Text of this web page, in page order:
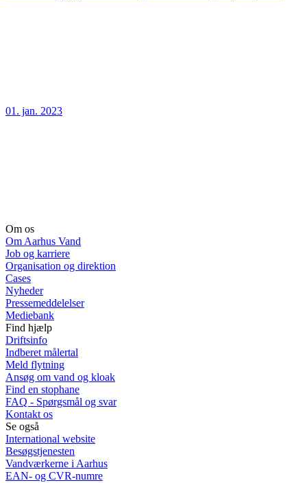
01. jan. 2023
Om os
Om Aarhus Vand
Job og karriere
Organisation og direktion
Cases
Nyheder
Pressemeddelelser
Mediebank
Find hjælp
Driftsinfo
Indberet målertal
Meld flytning
Ansøg om vand og kloak
Find en stophane
FAQ - Spørgsmål og svar
Kontakt os
Se også
International website
Besøgstjenesten
Vandværkerne i Aarhus
EAN- og CVR-numre